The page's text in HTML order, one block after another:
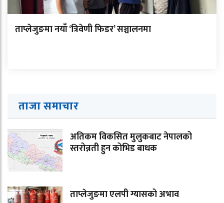
ताप्लेजुङमा नयाँ ‘त्रिवेणी फिडर’ सञ्चालनमा
ताजा समाचार
अतिकम विकसित मुलुकबाट नेपालको
स्तरोन्नती हुन कोभिड बाधक
ताप्लेजुङमा एलपी ग्यासको अभाव